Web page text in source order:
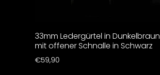
33mm Ledergürtel in Dunkelbraun
mit offener Schnalle in Schwarz
€59,90